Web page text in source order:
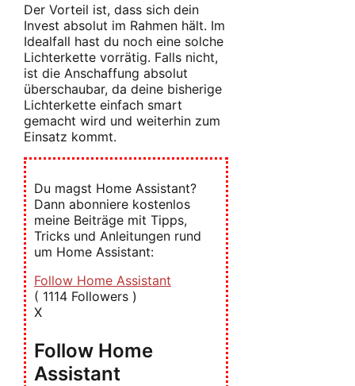
Der Vorteil ist, dass sich dein
Invest absolut im Rahmen hält. Im
Idealfall hast du noch eine solche
Lichterkette vorrätig. Falls nicht,
ist die Anschaffung absolut
überschaubar, da deine bisherige
Lichterkette einfach smart
gemacht wird und weiterhin zum
Einsatz kommt.
Du magst Home Assistant?
Dann abonniere kostenlos
meine Beiträge mit Tipps,
Tricks und Anleitungen rund
um Home Assistant:
Follow Home Assistant
( 1114 Followers )
X
Follow Home
Assistant